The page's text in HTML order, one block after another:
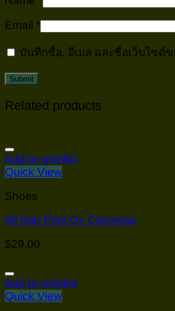
Email *
บันทึกชื่อ, อีเมล และชื่อเว็บไซต์
Related products
Add to wishlist
Quick View
Shoes
All Star Print Ox Converse
$29.00
Add to wishlist
Quick View